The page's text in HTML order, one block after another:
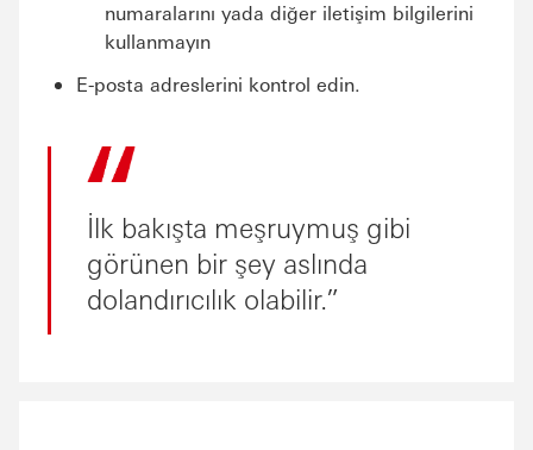
numaralarını yada diğer iletişim bilgilerini
kullanmayın
E-posta adreslerini kontrol edin.
İlk bakışta meşruymuş gibi
görünen bir şey aslında
dolandırıcılık olabilir.